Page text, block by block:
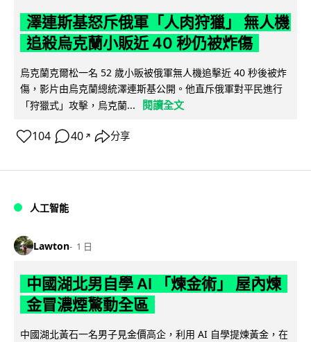
澤連斯基怒斥俄軍「人肉狩獵」 無人機
追殺烏克蘭小販近 40 秒仍被炸傷
烏克蘭克爾松一名 52 歲小販被俄軍無人機追擊近 40 秒後被炸
傷，影片由烏克蘭總統澤連斯基公開。他直斥俄軍對平民進行
「狩獵式」攻擊，烏克蘭...
閱讀全文
104 40 ↗ 分享
人工智能
Lawton 1 日
中國湖北男自學 AI 「煉金術」 屋內煉
金冒濃煙驚動全區
中國湖北黃石一名男子見金價高企，利用 AI 自學提煉黃金，在